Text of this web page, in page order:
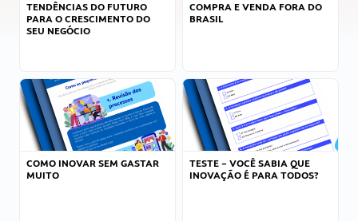
TENDÊNCIAS DO FUTURO
PARA O CRESCIMENTO DO
SEU NEGÓCIO
COMPRA E VENDA FORA DO
BRASIL
COMO INOVAR SEM GASTAR
MUITO
TESTE – VOCÊ SABIA QUE
INOVAÇÃO É PARA TODOS?